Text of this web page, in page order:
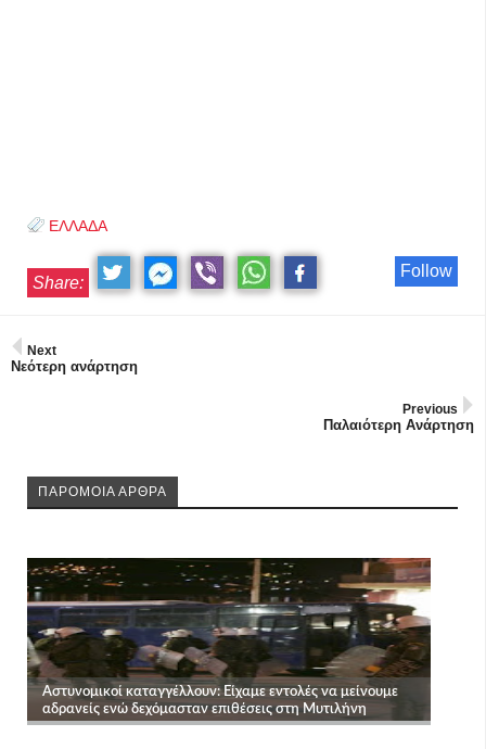
ΕΛΛΑΔΑ
Follow
Share:
Next
Νεότερη ανάρτηση
Previous
Παλαιότερη Ανάρτηση
ΠΑΡΟΜΟΙΑ ΑΡΘΡΑ